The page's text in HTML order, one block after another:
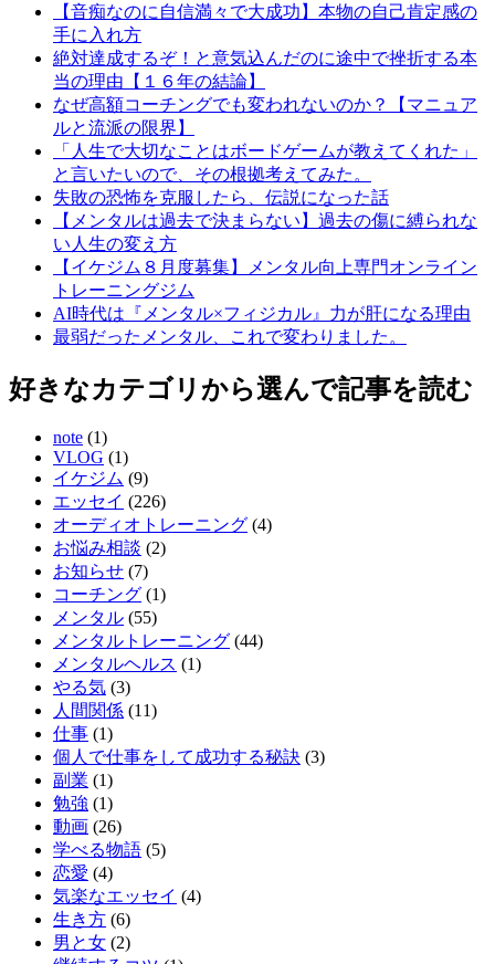
【音痴なのに自信満々で大成功】本物の自己肯定感の
手に入れ方
絶対達成するぞ！と意気込んだのに途中で挫折する本
当の理由【１６年の結論】
なぜ高額コーチングでも変われないのか？【マニュア
ルと流派の限界】
「人生で大切なことはボードゲームが教えてくれた」
と言いたいので、その根拠考えてみた。
失敗の恐怖を克服したら、伝説になった話
【メンタルは過去で決まらない】過去の傷に縛られな
い人生の変え方
【イケジム８月度募集】メンタル向上専門オンライン
トレーニングジム
AI時代は『メンタル×フィジカル』力が肝になる理由
最弱だったメンタル、これで変わりました。
好きなカテゴリから選んで記事を読む
note (1)
VLOG (1)
イケジム (9)
エッセイ (226)
オーディオトレーニング (4)
お悩み相談 (2)
お知らせ (7)
コーチング (1)
メンタル (55)
メンタルトレーニング (44)
メンタルヘルス (1)
やる気 (3)
人間関係 (11)
仕事 (1)
個人で仕事をして成功する秘訣 (3)
副業 (1)
勉強 (1)
動画 (26)
学べる物語 (5)
恋愛 (4)
気楽なエッセイ (4)
生き方 (6)
男と女 (2)